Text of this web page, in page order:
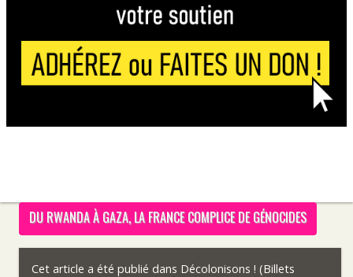
DU RWANDA À GAZA, LA FRANCE COMPLICE DE GÉNOCIDES
Cet article a été publié dans Décolonisons ! (Billets